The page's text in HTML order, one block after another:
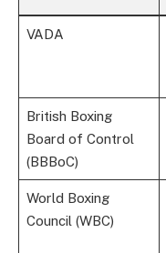
VADA
British Boxing
Board of Control
(BBBoC)
World Boxing
Council (WBC)